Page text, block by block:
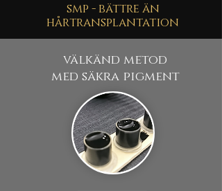
smp - bättre än
hårtransplantation
välkänd metod
med säkra pigment